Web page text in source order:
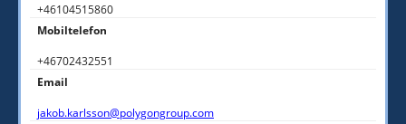
+46104515860
Mobiltelefon
+46702432551
Email
jakob.karlsson@polygongroup.com